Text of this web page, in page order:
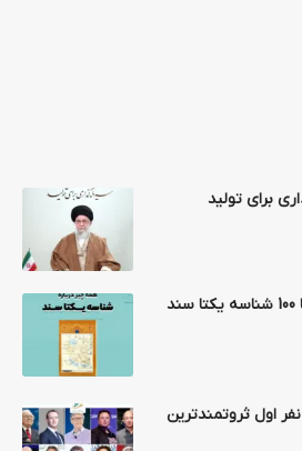
شناسه یکتا سند مالک | 0 تا 100 شناسه یکتا سند
ثروتمندترین مرد 2025 | 10 نفر اول ثروتمندترین